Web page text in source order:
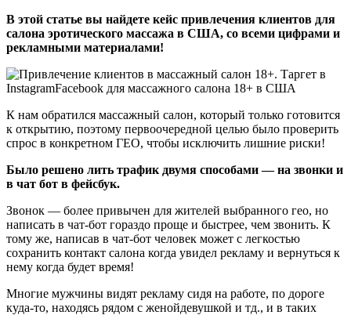
В этой статье вы найдете кейс привлечения клиентов для
салона эротического массажа в США, со всеми цифрами и
рекламными материалами!
К нам обратился массажный салон, который только готовится
к открытию, поэтому первоочередной целью было проверить
спрос в конкретном ГЕО, чтобы исключить лишние риски!
Было решено лить трафик двумя способами — на звонки и
в чат бот в фейсбук.
Звонок — более привычен для жителей выбранного гео, но
написать в чат-бот гораздо проще и быстрее, чем звонить. К
тому же, написав в чат-бот человек может с легкостью
сохранить контакт салона когда увидел рекламу и вернуться к
нему когда будет время!
Многие мужчины видят рекламу сидя на работе, по дороге
куда-то, находясь рядом с женойдевушкой и тд., и в таких